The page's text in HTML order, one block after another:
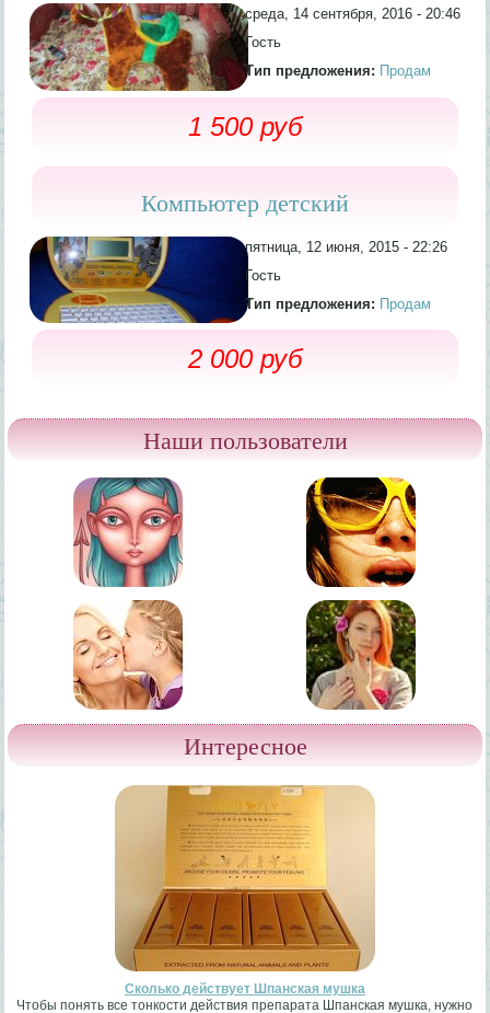
среда, 14 сентября, 2016 - 20:46
Гость
Тип предложения: Продам
1 500 руб
Компьютер детский
пятница, 12 июня, 2015 - 22:26
Гость
Тип предложения: Продам
2 000 руб
Наши пользователи
Интересное
Сколько действует Шпанская мушка
Чтобы понять все тонкости действия препарата Шпанская мушка, нужно